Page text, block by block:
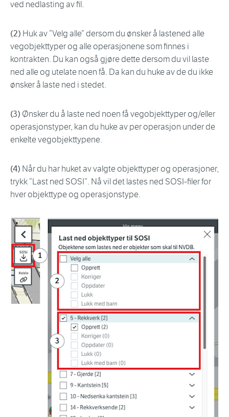
ved nedlasting av fil.
(2) Huk av “Velg alle” dersom du ønsker å lastened alle
vegobjekttyper og alle operasjonene som finnes i
kontrakten. Du kan også gjøre dette dersom du vil laste
ned alle og utelate noen få. Da kan du huke av de du ikke
ønsker å laste ned i stedet.
(3) Ønsker du å laste ned noen få vegobjekttyper og/eller
operasjonstyper, kan du huke av per operasjon under de
enkelte vegobjekttypene.
(4) Når du har huket av valgte objekttyper og operasjoner,
trykk “Last ned SOSI”. Nå vil det lastes ned SOSI-filer for
hver objekttype og operasjonstype.